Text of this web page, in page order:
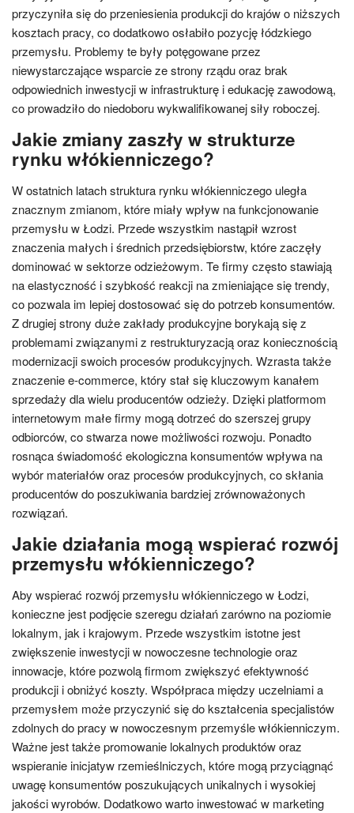
przyczyniła się do przeniesienia produkcji do krajów o niższych
kosztach pracy, co dodatkowo osłabiło pozycję łódzkiego
przemysłu. Problemy te były potęgowane przez
niewystarczające wsparcie ze strony rządu oraz brak
odpowiednich inwestycji w infrastrukturę i edukację zawodową,
co prowadziło do niedoboru wykwalifikowanej siły roboczej.
Jakie zmiany zaszły w strukturze
rynku włókienniczego?
W ostatnich latach struktura rynku włókienniczego uległa
znacznym zmianom, które miały wpływ na funkcjonowanie
przemysłu w Łodzi. Przede wszystkim nastąpił wzrost
znaczenia małych i średnich przedsiębiorstw, które zaczęły
dominować w sektorze odzieżowym. Te firmy często stawiają
na elastyczność i szybkość reakcji na zmieniające się trendy,
co pozwala im lepiej dostosować się do potrzeb konsumentów.
Z drugiej strony duże zakłady produkcyjne borykają się z
problemami związanymi z restrukturyzacją oraz koniecznością
modernizacji swoich procesów produkcyjnych. Wzrasta także
znaczenie e-commerce, który stał się kluczowym kanałem
sprzedaży dla wielu producentów odzieży. Dzięki platformom
internetowym małe firmy mogą dotrzeć do szerszej grupy
odbiorców, co stwarza nowe możliwości rozwoju. Ponadto
rosnąca świadomość ekologiczna konsumentów wpływa na
wybór materiałów oraz procesów produkcyjnych, co skłania
producentów do poszukiwania bardziej zrównoważonych
rozwiązań.
Jakie działania mogą wspierać rozwój
przemysłu włókienniczego?
Aby wspierać rozwój przemysłu włókienniczego w Łodzi,
konieczne jest podjęcie szeregu działań zarówno na poziomie
lokalnym, jak i krajowym. Przede wszystkim istotne jest
zwiększenie inwestycji w nowoczesne technologie oraz
innowacje, które pozwolą firmom zwiększyć efektywność
produkcji i obniżyć koszty. Współpraca między uczelniami a
przemysłem może przyczynić się do kształcenia specjalistów
zdolnych do pracy w nowoczesnym przemyśle włókienniczym.
Ważne jest także promowanie lokalnych produktów oraz
wspieranie inicjatyw rzemieślniczych, które mogą przyciągnąć
uwagę konsumentów poszukujących unikalnych i wysokiej
jakości wyrobów. Dodatkowo warto inwestować w marketing